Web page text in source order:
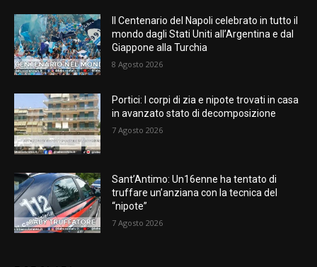
Il Centenario del Napoli celebrato in tutto il
mondo dagli Stati Uniti all’Argentina e dal
Giappone alla Turchia
8 Agosto 2026
Portici: I corpi di zia e nipote trovati in casa
in avanzato stato di decomposizione
7 Agosto 2026
Sant’Antimo: Un16enne ha tentato di
truffare un’anziana con la tecnica del
“nipote”
7 Agosto 2026